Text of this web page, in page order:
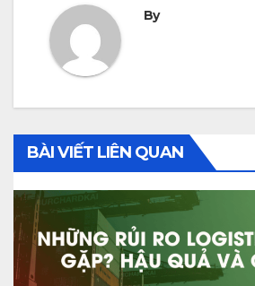
By
BÀI VIẾT LIÊN QUAN